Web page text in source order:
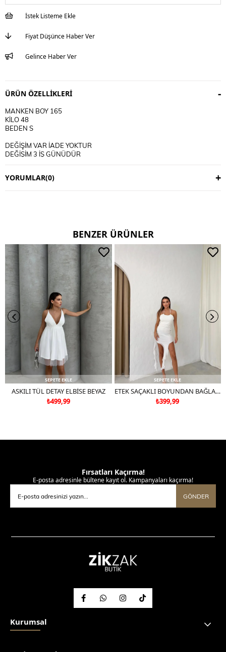
İstek Listeme Ekle
Fiyat Düşünce Haber Ver
Gelince Haber Ver
ÜRÜN ÖZELLIKLERI
MANKEN BOY 165
KİLO 48
BEDEN S
DEĞİŞİM VAR İADE YOKTUR
DEĞİŞİM 3 İŞ GÜNÜDÜR
YORUMLAR(0)
BENZER ÜRÜNLER
SEPETE EKLE
ASKILI TÜL DETAY ELBİSE BEYAZ
₺499,99
SEPETE EKLE
ETEK SAÇAKLI BOYUNDAN BAĞLAMALI TÜL ASTARLI ELBİSE BEYAZ
₺399,99
Fırsatları Kaçırma!
E-posta adresinle bültene kayıt ol. Kampanyaları kaçırma!
GÖNDER
Kurumsal